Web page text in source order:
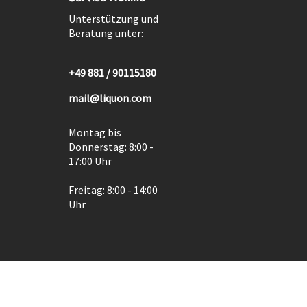
Unterstützung und
Beratung unter:
+49 881 / 90115180
mail@liquon.com
Montag bis
Donnerstag: 8:00 -
17:00 Uhr
Freitag: 8:00 - 14:00
Uhr